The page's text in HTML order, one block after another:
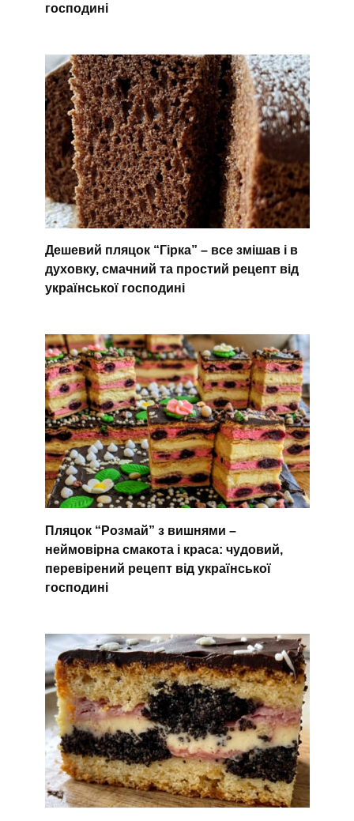
господині
Дешевий пляцок “Гірка” – все змішав і в
духовку, смачний та простий рецепт від
української господині
Пляцок “Розмай” з вишнями –
неймовірна смакота і краса: чудовий,
перевірений рецепт від української
господині